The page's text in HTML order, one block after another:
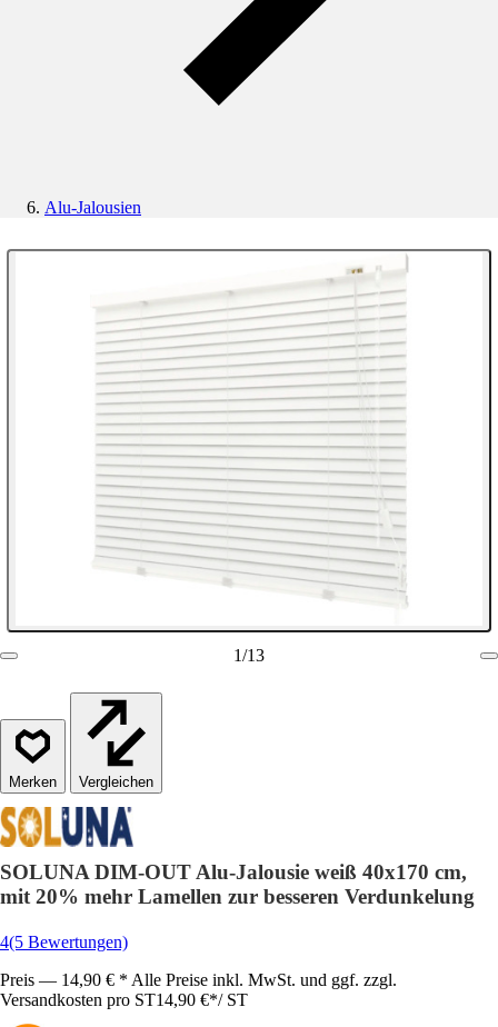
Alu-Jalousien
1/13
Vergleichen
SOLUNA DIM-OUT Alu-Jalousie weiß 40x170 cm,
mit 20% mehr Lamellen zur besseren Verdunkelung
4(5 Bewertungen)
Preis — 14,90 € * Alle Preise inkl. MwSt. und ggf. zzgl.
Versandkosten pro ST14,90 €*/ ST